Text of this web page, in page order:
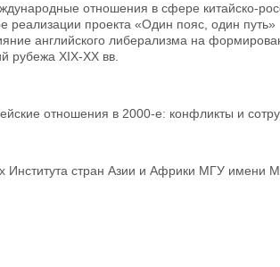
отношения в сфере китайско-
реализации проекта «Один пояс, один путь»
английского либерализма на
рубежа XIX-XX вв.
отношения в 2000-е: конфликты и
Института стран Азии и Африки МГУ имени